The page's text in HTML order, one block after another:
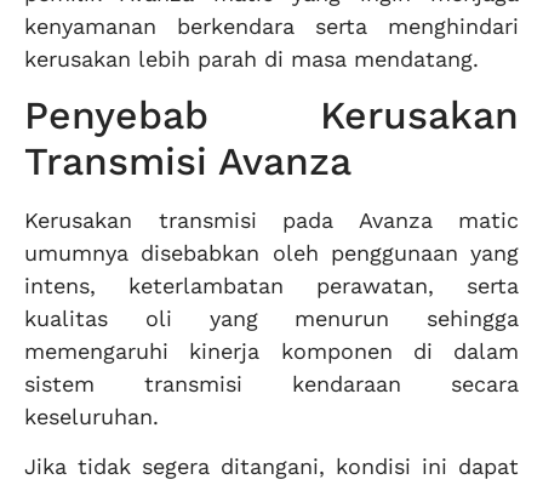
kenyamanan berkendara serta menghindari
kerusakan lebih parah di masa mendatang.
Penyebab Kerusakan
Transmisi Avanza
Kerusakan transmisi pada Avanza matic
umumnya disebabkan oleh penggunaan yang
intens, keterlambatan perawatan, serta
kualitas oli yang menurun sehingga
memengaruhi kinerja komponen di dalam
sistem transmisi kendaraan secara
keseluruhan.
Jika tidak segera ditangani, kondisi ini dapat